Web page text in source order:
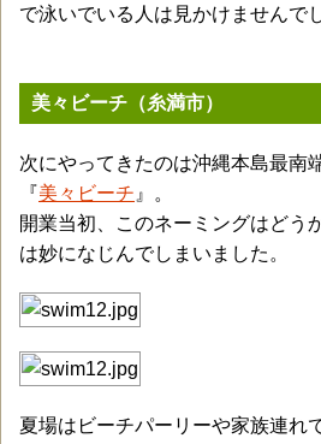
で泳いでいる人は見かけませんで
美々ビーチ（糸満市）
次にやってきたのは沖縄本島最南
『美々ビーチ 』。
開業当初、このネーミングはどう
は妙になじんでしまいました。
夏場はビーチパーリーや家族連れ